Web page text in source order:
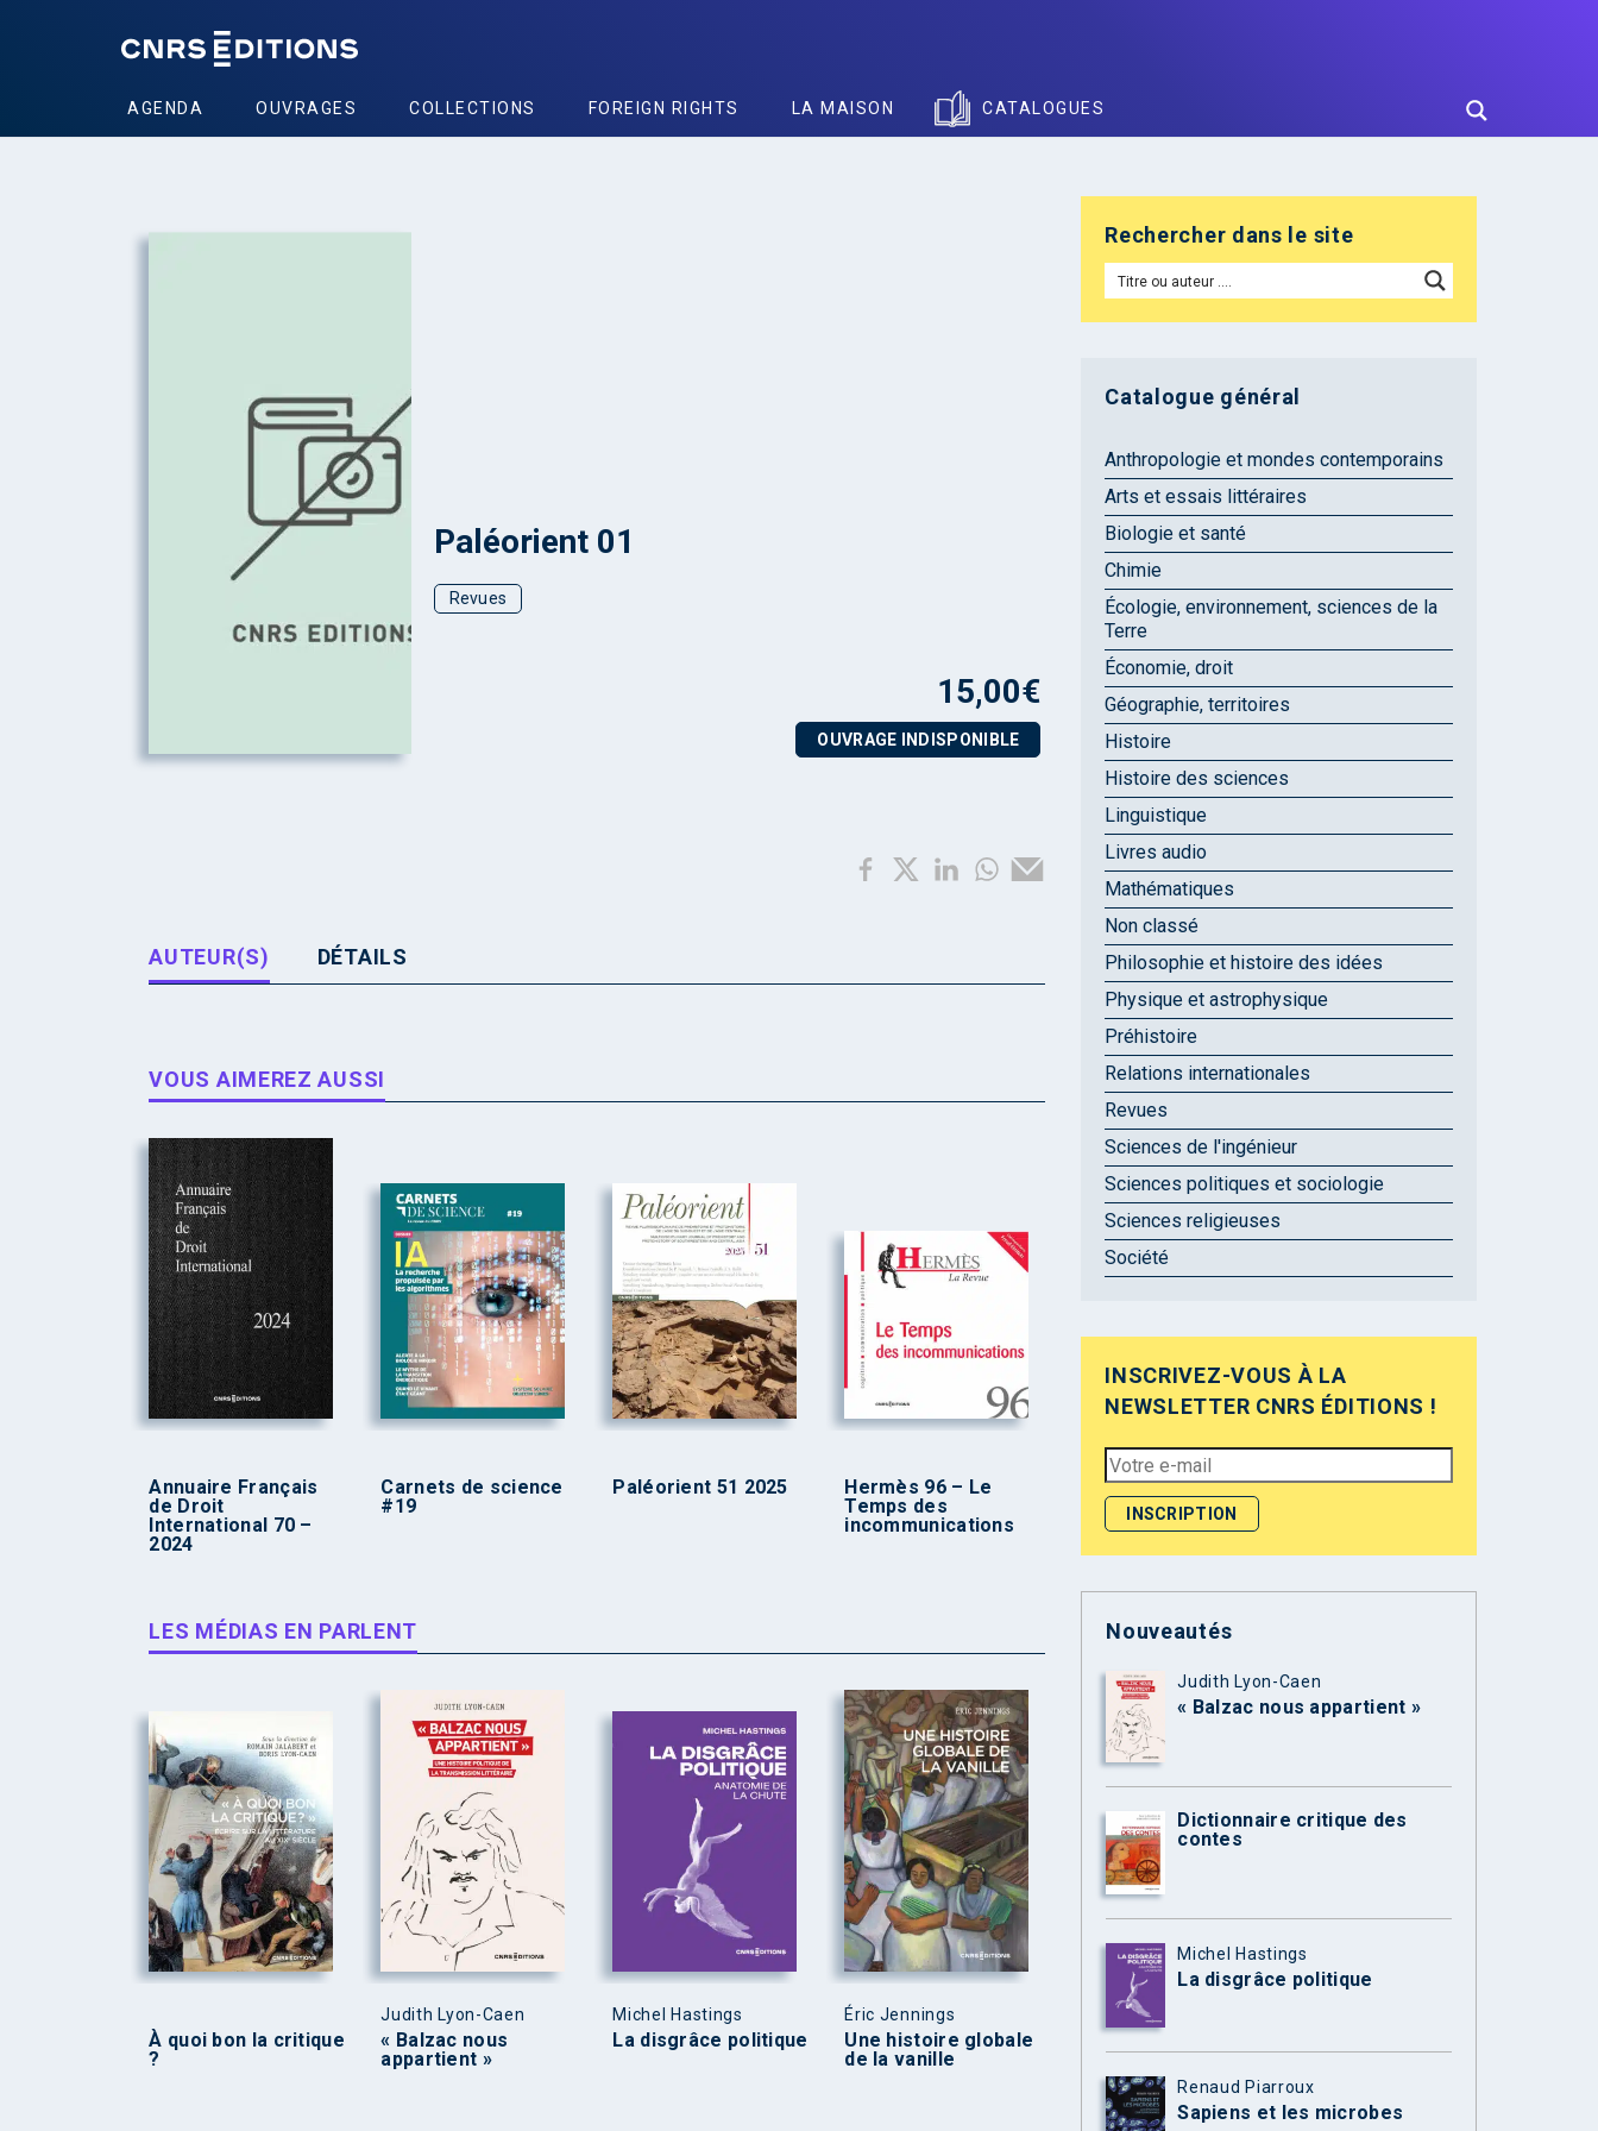
AGENDA OUVRAGES COLLECTIONS FOREIGN RIGHTS LA MAISON CATALOGUES
Paléorient 01
Revues
15,00€
OUVRAGE INDISPONIBLE
AUTEUR(S) DÉTAILS
VOUS AIMEREZ AUSSI
Annuaire Français
de Droit
International 70 –
2024
Carnets de science
#19
Paléorient 51 2025
Hermès 96 – Le
Temps des
incommunications
LES MÉDIAS EN PARLENT
À quoi bon la critique
?
Judith Lyon-Caen
« Balzac nous
appartient »
Michel Hastings
La disgrâce politique
Éric Jennings
Une histoire globale
de la vanille
Rechercher dans le site
Catalogue général
Anthropologie et mondes contemporains
Arts et essais littéraires
Biologie et santé
Chimie
Écologie, environnement, sciences de la
Terre
Économie, droit
Géographie, territoires
Histoire
Histoire des sciences
Linguistique
Livres audio
Mathématiques
Non classé
Philosophie et histoire des idées
Physique et astrophysique
Préhistoire
Relations internationales
Revues
Sciences de l'ingénieur
Sciences politiques et sociologie
Sciences religieuses
Société
INSCRIVEZ-VOUS À LA
NEWSLETTER CNRS ÉDITIONS !
Nouveautés
Judith Lyon-Caen
« Balzac nous appartient »
Dictionnaire critique des
contes
Michel Hastings
La disgrâce politique
Renaud Piarroux
Sapiens et les microbes